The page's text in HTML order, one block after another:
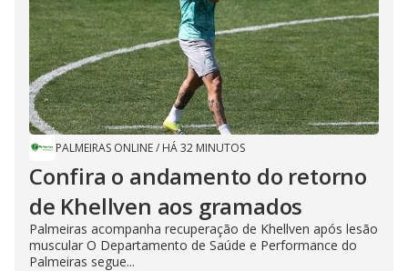
PALMEIRAS ONLINE/ HÁ 32 MINUTOS
Confira o andamento do retorno
de Khellven aos gramados
Palmeiras acompanha recuperação de Khellven após lesão
muscular O Departamento de Saúde e Performance do
Palmeiras segue...